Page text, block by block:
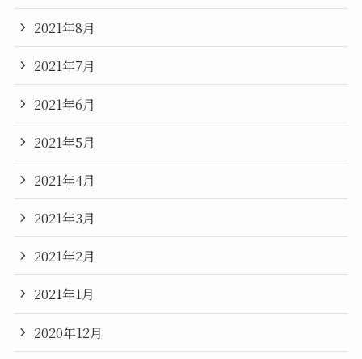
2021年8月
2021年7月
2021年6月
2021年5月
2021年4月
2021年3月
2021年2月
2021年1月
2020年12月